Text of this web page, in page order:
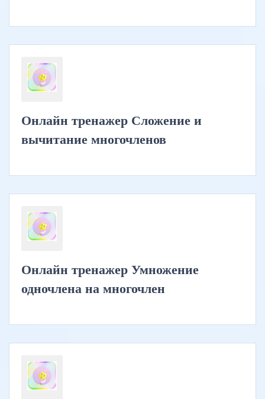
Онлайн тренажер Сложение и
вычитание многочленов
Онлайн тренажер Умножение
одночлена на многочлен